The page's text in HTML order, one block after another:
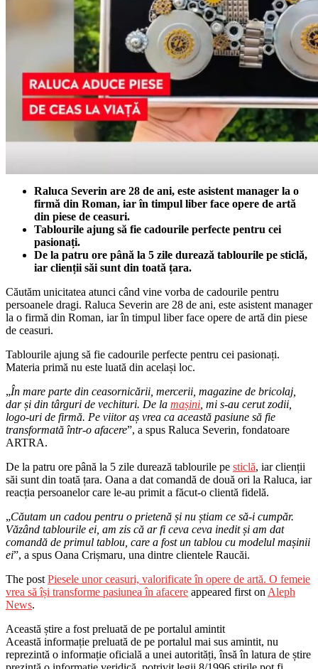
Raluca Severin are 28 de ani, este asistent manager la o
firmă din Roman, iar în timpul liber face opere de artă
din piese de ceasuri.
Tablourile ajung să fie cadourile perfecte pentru cei
pasionați.
De la patru ore până la 5 zile durează tablourile pe sticlă,
iar clienții săi sunt din toată țara.
Căutăm unicitatea atunci când vine vorba de cadourile pentru
persoanele dragi. Raluca Severin are 28 de ani, este asistent manager
la o firmă din Roman, iar în timpul liber face opere de artă din piese
de ceasuri.
Tablourile ajung să fie cadourile perfecte pentru cei pasionați.
Materia primă nu este luată din același loc.
„În mare parte din ceasornicării, mercerii, magazine de bricolaj,
dar și din târguri de vechituri. De la mașini , mi s-au cerut zodii,
logo-uri de firmă. Pe viitor aș vrea ca această pasiune să fie
transformată într-o afacere”, a spus Raluca Severin, fondatoare
ARTRA.
De la patru ore până la 5 zile durează tablourile pe sticlă, iar clienții
săi sunt din toată țara. Oana a dat comandă de două ori la Raluca, iar
reacția persoanelor care le-au primit a făcut-o clientă fidelă.
„Căutam un cadou pentru o prietenă și nu știam ce să-i cumpăr.
Văzând tablourile ei, am zis că ar fi ceva ceva inedit și am dat
comandă de primul tablou, care a fost un tablou cu modelul mașinii
ei”, a spus Oana Crișmaru, una dintre clientele Raucăi.
The post Piesele unor ceasuri, valorificate în opere de artă. O femeie
vrea să își transforme pasiunea în afacere appeared first on Aleph
News.
Această știre a fost preluată de pe portalul amintit
Această informație preluată de pe portalul mai sus amintit, nu
reprezintă o informație oficială a unei autorități, însă în latura de știre